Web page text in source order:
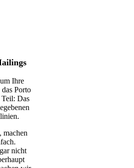
Ihre
Porto
Das
machen
nicht